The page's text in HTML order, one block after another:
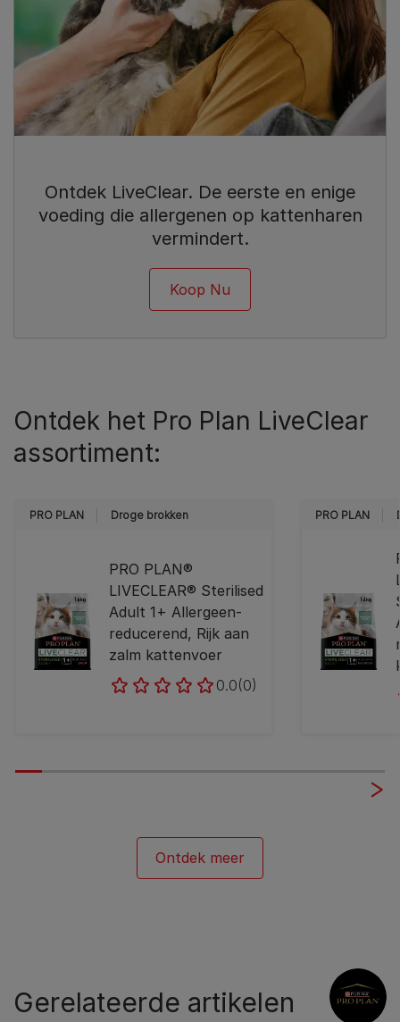
Ontdek LiveClear. De eerste en enige
voeding die allergenen op kattenharen
vermindert.
Koop Nu
Ontdek het Pro Plan LiveClear
assortiment:
PRO PLAN Droge brokken
PRO PLAN®
LIVECLEAR® Sterilised
Adult 1+ Allergeen-
reducerend, Rijk aan
zalm kattenvoer
0.0(0)
PRO PLAN
Ontdek meer
Gerelateerde artikelen